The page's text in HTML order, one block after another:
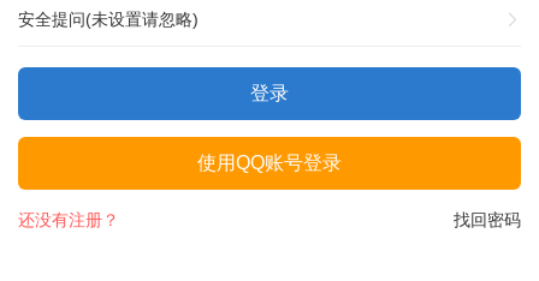
安全提问(未设置请忽略)
登录
使用QQ账号登录
找回密码
还没有注册？